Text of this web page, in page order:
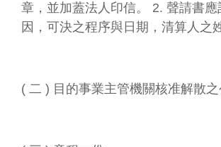
章，並加蓋法人印信。 2. 聲請書應
因，可決之程序與日期，清算人之
( 二 ) 目的事業主管機關核准解散之